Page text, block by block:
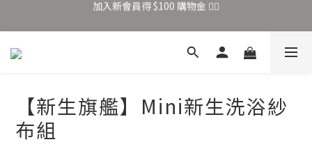
加入新會員得 $100 購物金 👉🏻
全站滿 $699 享免運
加入新會員得 $100 購物金 👉🏻
【新生旗艦】Mini新生洗浴紗
布組